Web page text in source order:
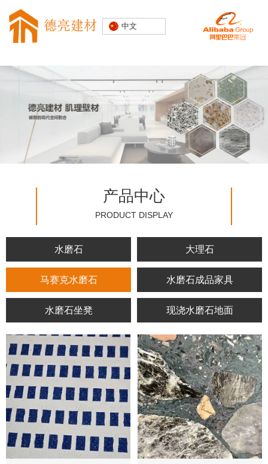
装饰建材
中文
产品中心
PRODUCT DISPLAY
水磨石 大理石
马赛克水磨石 水磨石成品家具
水磨石坐凳 现浇水磨石地面